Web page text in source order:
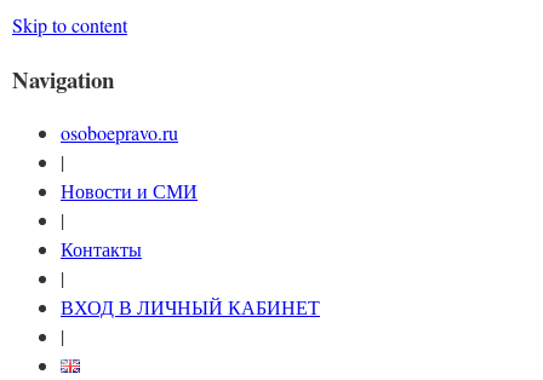
Skip to content
Navigation
osoboepravo.ru
|
Новости и СМИ
|
Контакты
|
ВХОД В ЛИЧНЫЙ КАБИНЕТ
|